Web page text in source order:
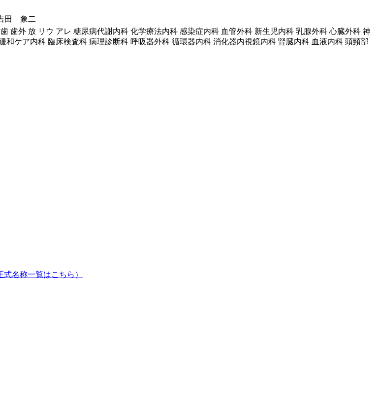
田 象二
歯外 放 リウ アレ 糖尿病代謝内科 化学療法内科 感染症内科 血管外科 新生児内科 乳腺外科 心臓外科 神
和ケア内科 臨床検査科 病理診断科 呼吸器外科 循環器内科 消化器内視鏡内科 腎臓内科 血液内科 頭頸部
式名称一覧はこちら）